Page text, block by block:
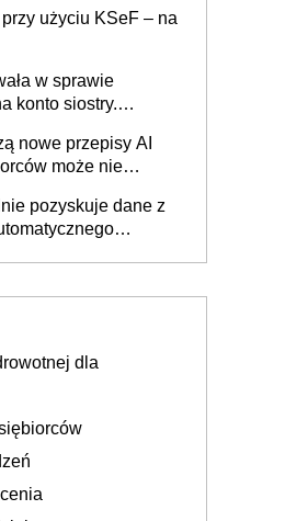
użyciu KSeF – na
w sprawie
konto siostry.
jednak nie będzie
nowe przepisy AI
może nie
pozyskuje dane z
dla